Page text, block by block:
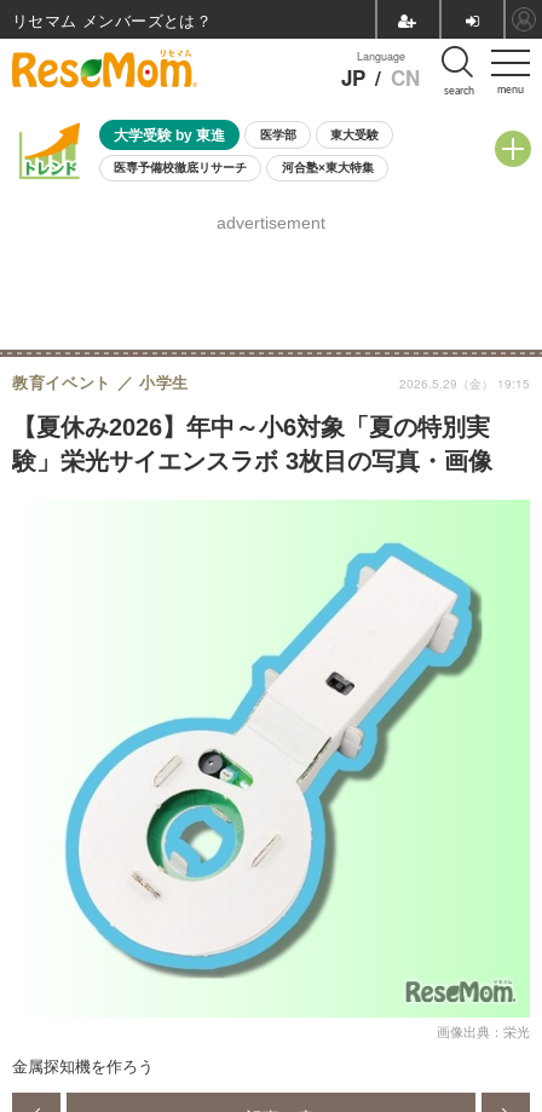
menu
Language
JP / CN search
大学受験 by 東進 医学部 東大受験
医専予備校徹底リサーチ 河合塾×東大特集
8月開催学校説明会・相談会
advertisement
【夏休み2026】年中～小6対象「夏の特別実
験」栄光サイエンスラボ 3枚目の写真・画像
教育イベント 小学生 2026.5.29（金） 19:15
画像出典：栄光
金属探知機を作ろう
リセマム メンバーズ